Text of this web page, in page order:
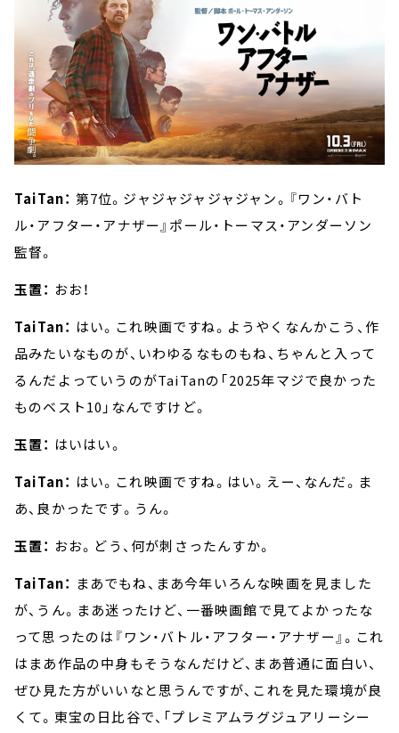
TaiTan： 第7位。ジャジャジャジャジャン。『ワン・バト
ル・アフター・アナザー』ポール・トーマス・アンダーソン
監督。
玉置： おお！
TaiTan： はい。これ映画ですね。ようやくなんかこう、作
品みたいなものが、いわゆるなものもね、ちゃんと入って
るんだよっていうのがTaiTanの「2025年マジで良かった
ものベスト10」なんですけど。
玉置： はいはい。
TaiTan： はい。これ映画ですね。はい。えー、なんだ。ま
あ、良かったです。うん。
玉置： おお。どう、何が刺さったんすか。
TaiTan： まあでもね、まあ今年いろんな映画を見ました
が、うん。まあ迷ったけど、一番映画館で見てよかったな
って思ったのは『ワン・バトル・アフター・アナザー』。これ
はまあ作品の中身もそうなんだけど、まあ普通に面白い、
ぜひ見た方がいいなと思うんですが、これを見た環境が良
くて。東宝の日比谷で、「プレミアムラグジュアリーシー